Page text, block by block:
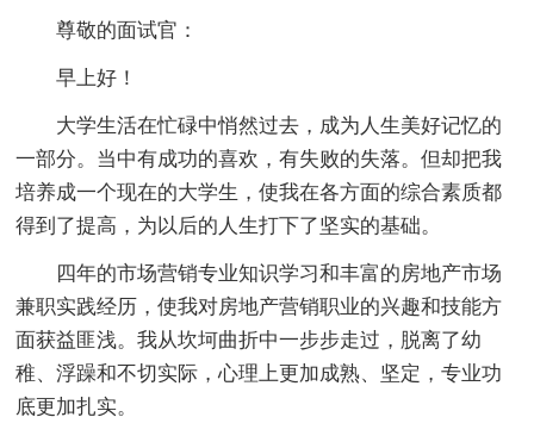
尊敬的面试官：
早上好！
大学生活在忙碌中悄然过去，成为人生美好记忆的
一部分。当中有成功的喜欢，有失败的失落。但却把我
培养成一个现在的大学生，使我在各方面的综合素质都
得到了提高，为以后的人生打下了坚实的基础。
四年的市场营销专业知识学习和丰富的房地产市场
兼职实践经历，使我对房地产营销职业的兴趣和技能方
面获益匪浅。我从坎坷曲折中一步步走过，脱离了幼
稚、浮躁和不切实际，心理上更加成熟、坚定，专业功
底更加扎实。